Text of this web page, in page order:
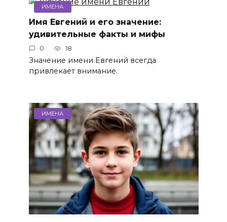
ИМЕНА
Имя Евгений и его значение:
удивительные факты и мифы
0 18
Значение имени Евгений всегда
привлекает внимание.
ИМЕНА